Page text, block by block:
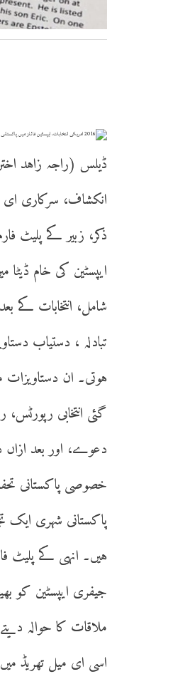
انکشاف، سرکاری ای
ذکر، زبیر کے پلیٹ
ایپسٹین کی خام
شامل، انتخابات کے
تبادلہ ، دستیاب
ہوتی۔ ان دستاویزات
گئی انتخابی
دعوے، اور بعد
خصوصی پاکستانی
پاکستانی شہری ایک